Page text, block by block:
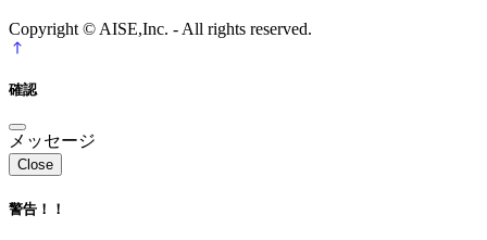
Copyright © AISE,Inc. - All rights reserved.
確認
メッセージ
Close
警告！！